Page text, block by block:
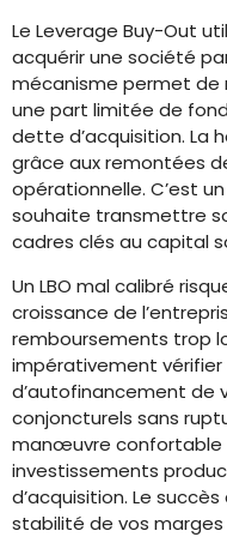
Le Leverage Buy-Out
acquérir une société
mécanisme permet de
une part limitée de
dette d’acquisition. La
grâce aux remontées
opérationnelle. C’est
souhaite transmettre
cadres clés au capital
Un LBO mal calibré
croissance de
remboursements trop
impérativement
d’autofinancement de
conjoncturels sans
manœuvre confortable
investissements
d’acquisition. Le
stabilité de vos